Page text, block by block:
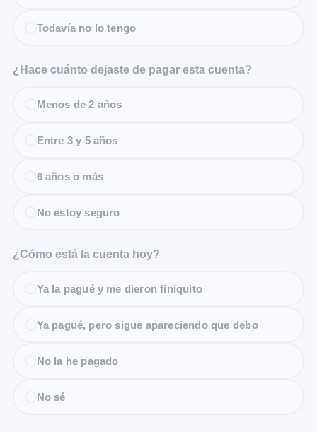
Todavía no lo tengo
¿Hace cuánto dejaste de pagar esta cuenta?
Menos de 2 años
Entre 3 y 5 años
6 años o más
No estoy seguro
¿Cómo está la cuenta hoy?
Ya la pagué y me dieron finiquito
Ya pagué, pero sigue apareciendo que debo
No la he pagado
No sé